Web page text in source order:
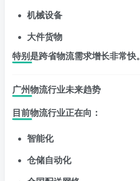
机械设备
大件货物
特别是跨省物流需求增长非常快。
广州物流行业未来趋势
目前物流行业正在向：
智能化
仓储自动化